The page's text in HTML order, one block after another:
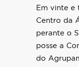
Em vinte e
Centro da
perante o
posse a
do